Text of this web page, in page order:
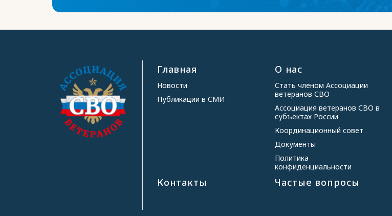
Главная
Новости
Публикации в СМИ
О нас
Стать членом Ассоциации
ветеранов СВО
Ассоциация ветеранов СВО в
субъектах России
Координационный совет
Документы
Политика
конфиденциальности
Контакты Частые вопросы